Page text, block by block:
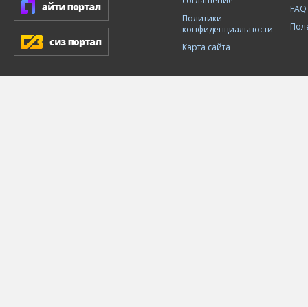
Политики
конфиденциальности
Карта сайта
FAQ